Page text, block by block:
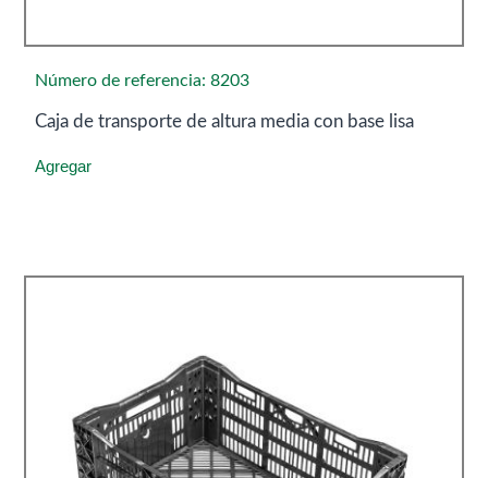
Número de referencia: 8203
Caja de transporte de altura media con base lisa
Agregar